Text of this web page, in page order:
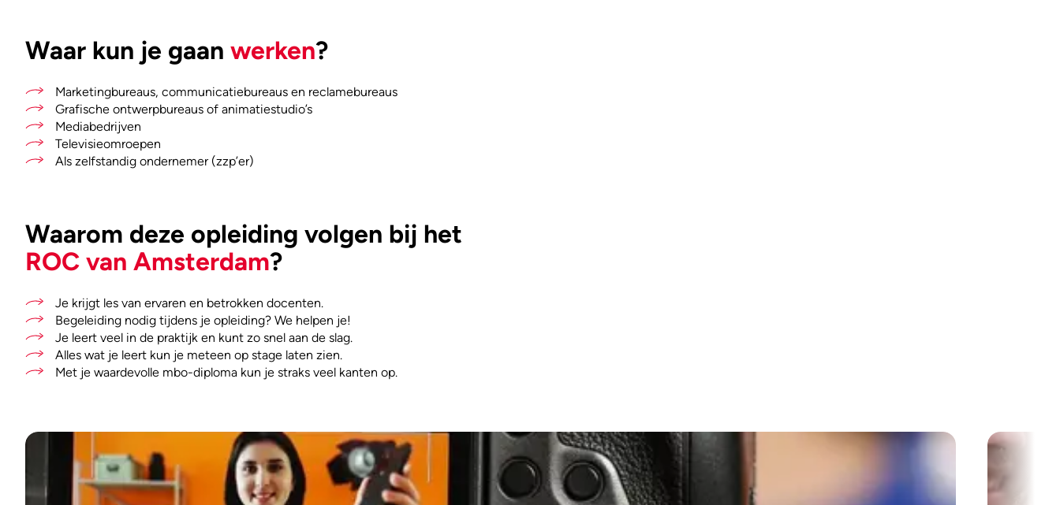
Waar kun je gaan werken?
Marketingbureaus, communicatiebureaus en reclamebureaus
Grafische ontwerpbureaus of animatiestudio’s
Mediabedrijven
Televisieomroepen
Als zelfstandig ondernemer (zzp’er)
Waarom deze opleiding volgen bij het
ROC van Amsterdam?
Je krijgt les van ervaren en betrokken docenten.
Begeleiding nodig tijdens je opleiding? We helpen je!
Je leert veel in de praktijk en kunt zo snel aan de slag.
Alles wat je leert kun je meteen op stage laten zien.
Met je waardevolle mbo-diploma kun je straks veel kanten op.